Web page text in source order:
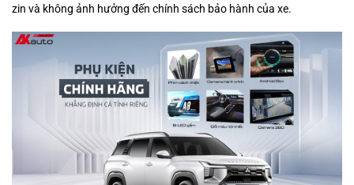
zin và không ảnh hưởng đến chính sách bảo hành của xe.